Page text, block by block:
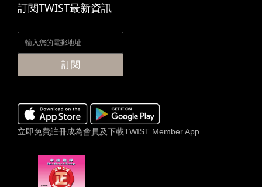
訂閱TWIST最新資訊
訂閱
立即免費註冊成為會員及下載TWIST Member App